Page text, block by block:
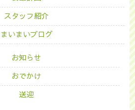
スタッフ紹介
まいまいブログ
お知らせ
おでかけ
送迎